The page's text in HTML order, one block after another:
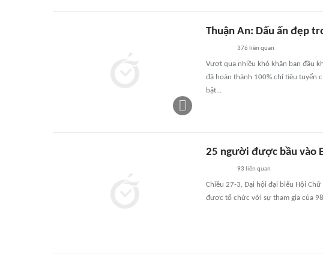
Thuận An: Dấu ấn đẹp
376 liên quan
Vượt qua nhiều khó khăn ban đầu
đã hoàn thành 100% chỉ tiêu tuyển
bật...
25 người được bầu vào
93 liên quan
Chiều 27-3, Đại hội đại biểu Hội
được tổ chức với sự tham gia của